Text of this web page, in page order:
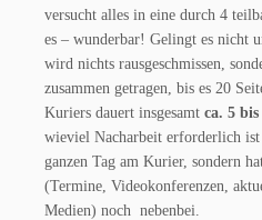
versucht alles in eine durch 4
es – wunderbar! Gelingt es nicht
wird nichts rausgeschmissen,
zusammen getragen, bis es 20
Kuriers dauert insgesamt ca. 5
wieviel Nacharbeit erforderlich
ganzen Tag am Kurier, sondern
(Termine, Videokonferenzen,
Medien) noch nebenbei.